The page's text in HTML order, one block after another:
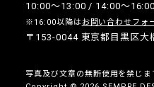
10:00〜13:00 / 14:00〜16:00
※16:00以降は お問い合わせフォ
〒153-0044 東京都目黒区大
写真及び文章の無断使用を禁じま